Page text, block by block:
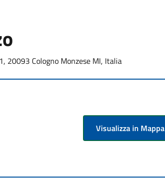
20093 Cologno Monzese MI, Italia
Visualizza in Mappa